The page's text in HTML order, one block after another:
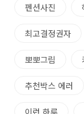
펜션사진
최고결정권자
뽀뽀그림
추천박스 에러
이런 하루